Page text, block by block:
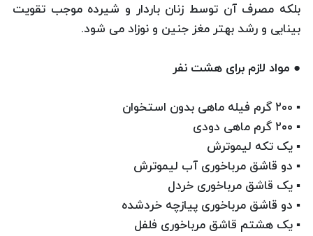
بلکه مصرف آن توسط زنان باردار و شیرده موجب تقویت
بینایی و رشد بهتر مغز جنین و نوزاد می شود.
● مواد لازم برای هشت نفر
▪ ۲۰۰ گرم فیله ماهی بدون استخوان
▪ ۲۰۰ گرم ماهی دودی
▪ یک تکه لیموترش
▪ دو قاشق مرباخوری آب لیموترش
▪ یک قاشق مرباخوری خردل
▪ دو قاشق مرباخوری پیازچه خردشده
▪ یک هشتم قاشق مرباخوری فلفل